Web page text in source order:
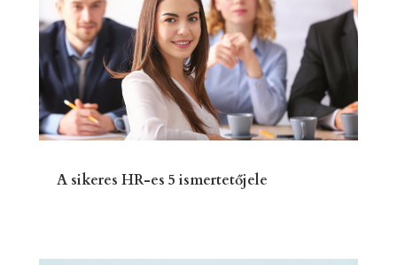
A sikeres HR-es 5 ismertetőjele